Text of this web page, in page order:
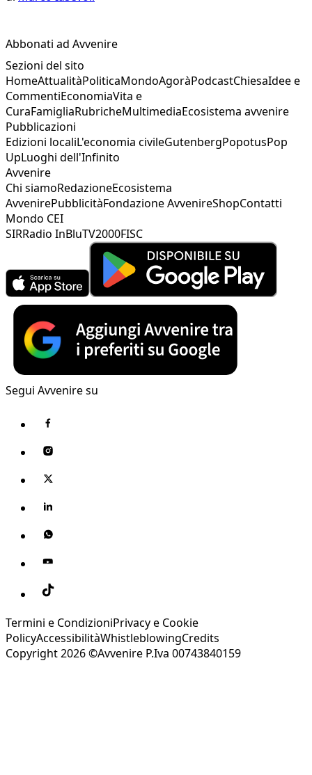
Abbonati ad Avvenire
Sezioni del sito
HomeAttualitàPoliticaMondoAgoràPodcastChiesaIdee e
CommentiEconomiaVita e
CuraFamigliaRubricheMultimediaEcosistema avvenire
Pubblicazioni
Edizioni localiL'economia civileGutenbergPopotusPop
UpLuoghi dell'Infinito
Avvenire
Chi siamoRedazioneEcosistema
AvvenirePubblicitàFondazione AvvenireShopContatti
Mondo CEI
SIRRadio InBluTV2000FISC
Segui Avvenire su
Termini e CondizioniPrivacy e Cookie
PolicyAccessibilitàWhistleblowingCredits
Copyright 2026 ©Avvenire P.Iva 00743840159